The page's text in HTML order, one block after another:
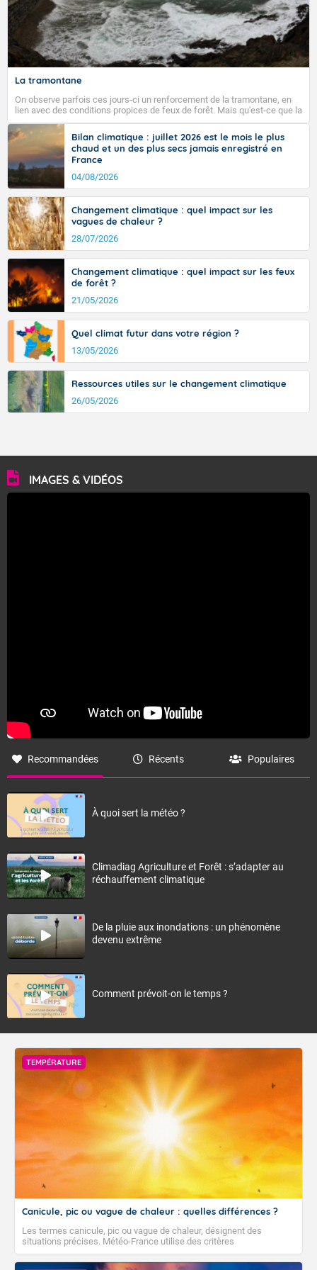
La tramontane
On observe parfois ces jours-ci un renforcement de la tramontane, en
lien avec des conditions propices de feux de forêt. Mais qu'est-ce que la
tramontane ? Quelles sont ses caractéristiques ? La tramontane est un
vent turbulent soufflant de secteur nord-ouest à nord, ou ouest à nord-
ouest, dans un secteur qui part du Roussillon à la vallée de l’Aude et à
l’ouest de l’Hérault. L’étymologie de ce vent vient du latin trasmontanus,
signifiant au-delà des monts, en allusion aux régions montagneuses
d’où provient ce vent.
Bilan climatique : juillet 2026 est le mois le plus
chaud et un des plus secs jamais enregistré en
France
04/08/2026
Changement climatique : quel impact sur les
vagues de chaleur ?
28/07/2026
Changement climatique : quel impact sur les feux
de forêt ?
21/05/2026
Quel climat futur dans votre région ?
13/05/2026
Ressources utiles sur le changement climatique
26/05/2026
IMAGES & VIDÉOS
Recommandées Récents Populaires
À quoi sert la météo ?
Climadiag Agriculture et Forêt : s’adapter au
réchauffement climatique
De la pluie aux inondations : un phénomène
devenu extrême
Comment prévoit-on le temps ?
TEMPÉRATURE
Canicule, pic ou vague de chaleur : quelles différences ?
Les termes canicule, pic ou vague de chaleur, désignent des
situations précises. Météo-France utilise des critères
climatologiques pour évaluer et qualifier les épisodes de chaleur qui
peuvent avoir des impacts sanitaires et socio-économiques